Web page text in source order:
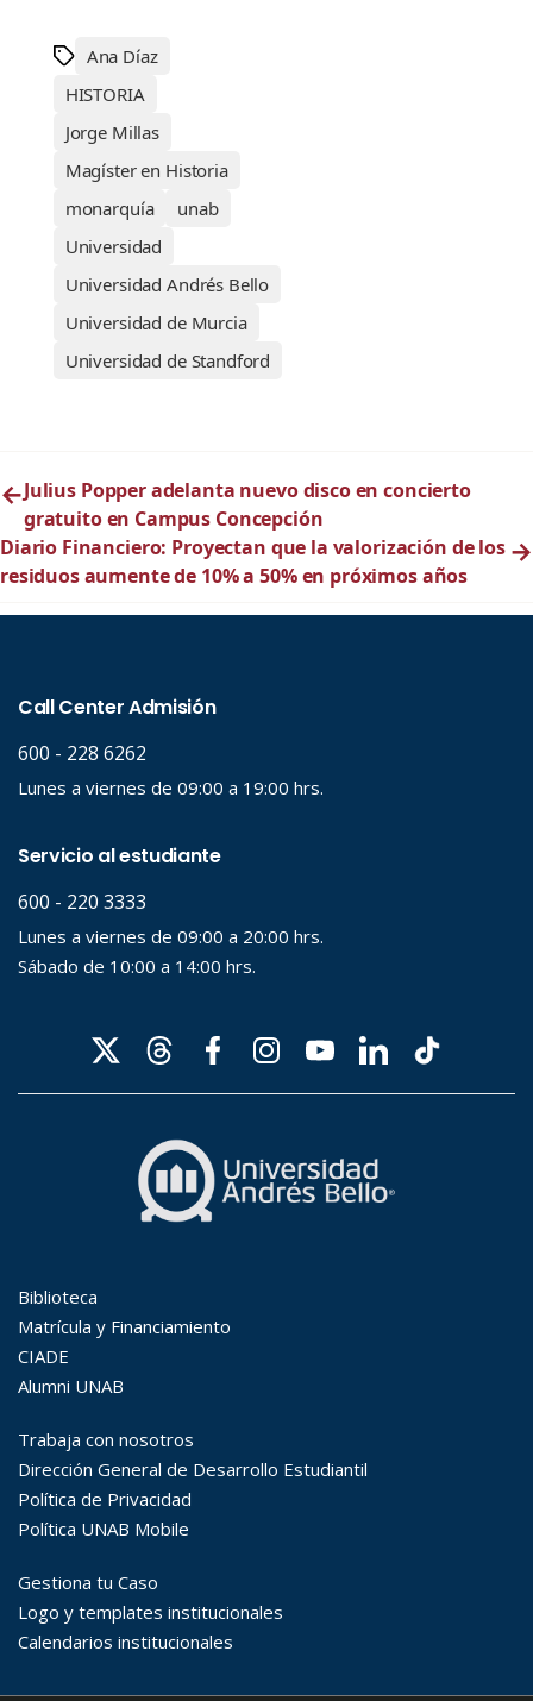
Ana Díaz
HISTORIA
Jorge Millas
Magíster en Historia
monarquía
unab
Universidad
Universidad Andrés Bello
Universidad de Murcia
Universidad de Standford
←Julius Popper adelanta nuevo disco en concierto
gratuito en Campus Concepción
Diario Financiero: Proyectan que la valorización de los
residuos aumente de 10% a 50% en próximos años
→